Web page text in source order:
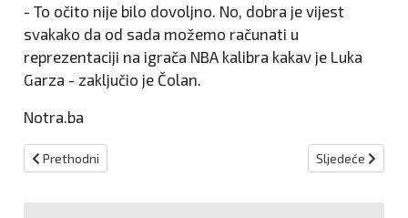
- To očito nije bilo dovoljno. No, dobra je vijest
svakako da od sada možemo računati u
reprezentaciji na igrača NBA kalibra kakav je Luka
Garza - zaključio je Čolan.
Notra.ba
Prethodni članak: Utakmica humanih zvijezda Hrvatske i BiH:
Prethodni Sljedeći
Sljedeće